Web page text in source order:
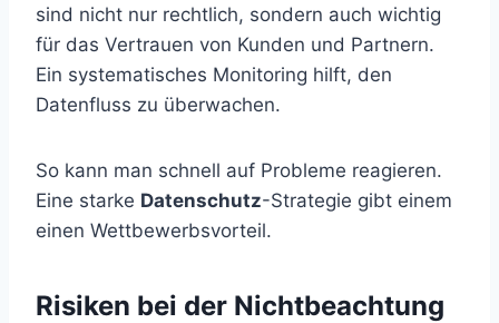
sind nicht nur rechtlich, sondern auch wichtig
für das Vertrauen von Kunden und Partnern.
Ein systematisches Monitoring hilft, den
Datenfluss zu überwachen.
So kann man schnell auf Probleme reagieren.
Eine starke Datenschutz-Strategie gibt einem
einen Wettbewerbsvorteil.
Risiken bei der Nichtbeachtung